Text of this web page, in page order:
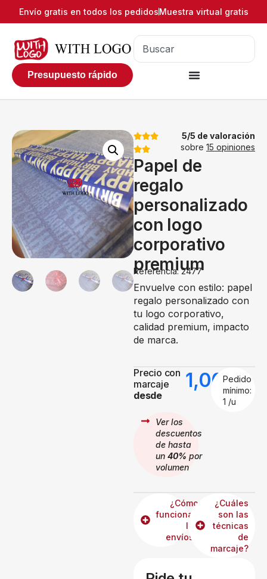
Envío gratis en todos los pedidosMuestra virtual gratis
Presupuesto rápido
5/5 de valoración
sobre 15 opiniones
Papel de
regalo
personalizado
con logo
corporativo
premium
Referencia: 2477
Envuelve con estilo: papel
regalo personalizado con
tu logo corporativo,
calidad premium, impacto
de marca.
Precio con
marcaje
desde
1,00€
Pedido
mínimo:
1 /u
Ver los
descuentos
de hasta
un 40% por
volumen
¿Cómo
funcionan
los
envíos?
¿Cuáles
son las
técnicas
de
marcaje?